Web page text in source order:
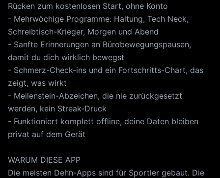
Rücken zum kostenlosen Start, ohne Konto
- Mehrwöchige Programme: Haltung, Tech Neck,
Schreibtisch-Krieger, Morgen und Abend
- Sanfte Erinnerungen an Bürobewegungspausen,
damit du dich wirklich bewegst
- Schmerz-Check-ins und ein Fortschritts-Chart, das
zeigt, was wirkt
- Meilenstein-Abzeichen, die nie zurückgesetzt
werden, kein Streak-Druck
- Funktioniert komplett offline, deine Daten bleiben
privat auf dem Gerät
WARUM DIESE APP
Die meisten Dehn-Apps sind für Sportler gebaut. Die